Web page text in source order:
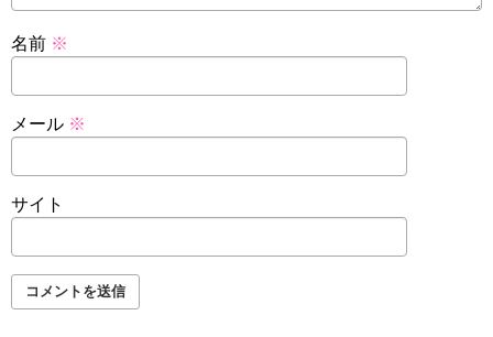
名前 ※
メール ※
サイト